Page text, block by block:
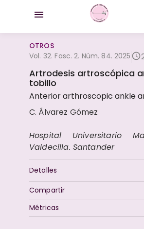
OTROS
Vol. 32. Fasc. 2. Núm. 84. 2025
Artrodesis artroscópica
tobillo
Anterior arthroscopic ankle
C. Álvarez Gómez
Hospital Universitario
Valdecilla. Santander
Detalles
Métricas
Compartir